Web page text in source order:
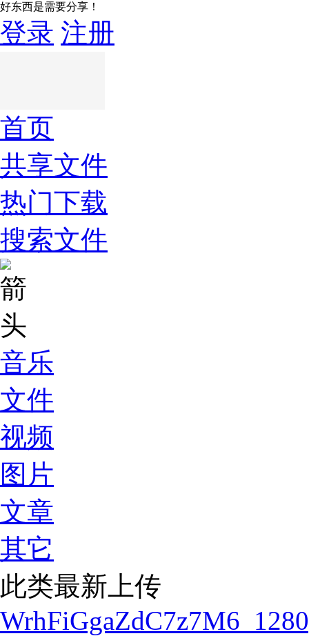
好东西是需要分享！
登录 注册
首页
共享文件
热门下载
搜索文件
音乐
文件
视频
图片
文章
其它
此类最新上传